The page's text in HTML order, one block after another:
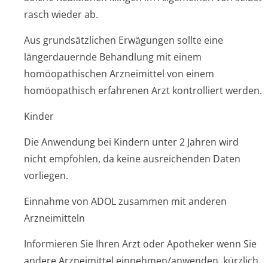
rasch wieder ab.
Aus grundsätzlichen Erwägungen sollte eine
längerdauernde Behandlung mit einem
homöopathischen Arzneimittel von einem
homöopathisch erfahrenen Arzt kontrolliert werden.
Kinder
Die Anwendung bei Kindern unter 2 Jahren wird
nicht empfohlen, da keine ausreichenden Daten
vorliegen.
Einnahme von ADOL zusammen mit anderen
Arzneimitteln
Informieren Sie Ihren Arzt oder Apotheker wenn Sie